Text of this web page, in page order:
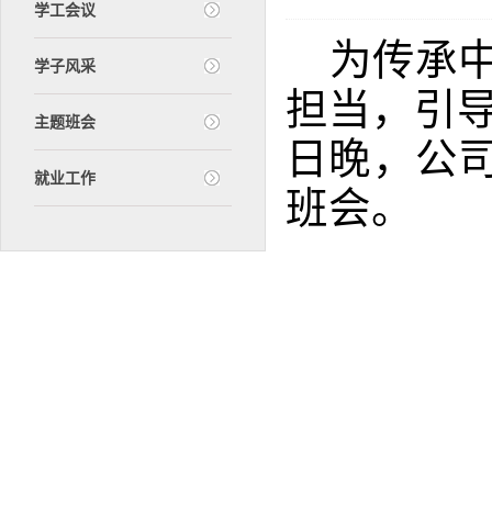
学工会议
学子风采
主题班会
就业工作
为传承
担当，引
日晚，公
班会。